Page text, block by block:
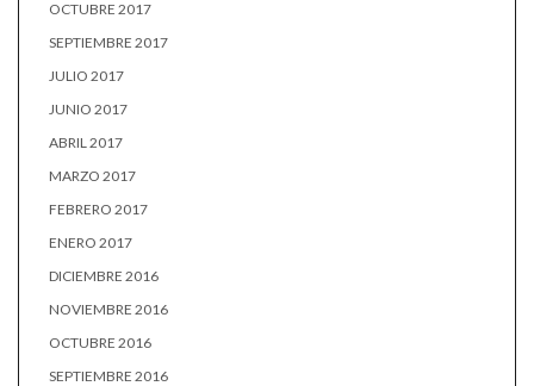
OCTUBRE 2017
SEPTIEMBRE 2017
JULIO 2017
JUNIO 2017
ABRIL 2017
MARZO 2017
FEBRERO 2017
ENERO 2017
DICIEMBRE 2016
NOVIEMBRE 2016
OCTUBRE 2016
SEPTIEMBRE 2016